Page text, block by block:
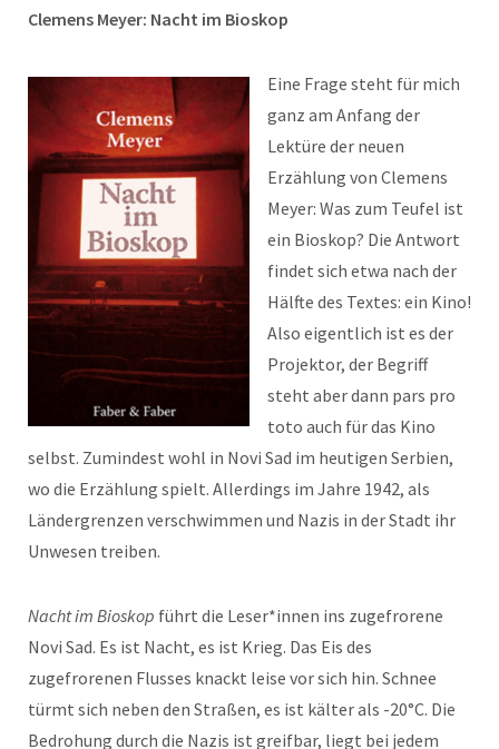
Clemens Meyer: Nacht im Bioskop
Eine Frage steht für mich
ganz am Anfang der
Lektüre der neuen
Erzählung von Clemens
Meyer: Was zum Teufel ist
ein Bioskop? Die Antwort
findet sich etwa nach der
Hälfte des Textes: ein Kino!
Also eigentlich ist es der
Projektor, der Begriff
steht aber dann pars pro
toto auch für das Kino
selbst. Zumindest wohl in Novi Sad im heutigen Serbien,
wo die Erzählung spielt. Allerdings im Jahre 1942, als
Ländergrenzen verschwimmen und Nazis in der Stadt ihr
Unwesen treiben.
Nacht im Bioskop führt die Leser*innen ins zugefrorene
Novi Sad. Es ist Nacht, es ist Krieg. Das Eis des
zugefrorenen Flusses knackt leise vor sich hin. Schnee
türmt sich neben den Straßen, es ist kälter als -20°C. Die
Bedrohung durch die Nazis ist greifbar, liegt bei jedem